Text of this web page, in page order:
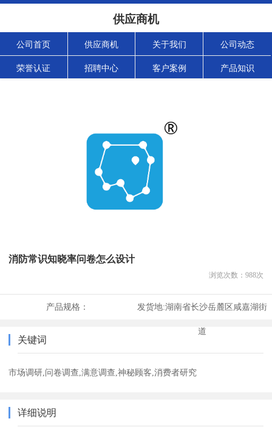
供应商机
公司首页 供应商机 关于我们 公司动态
荣誉认证 招聘中心 客户案例 产品知识
消防常识知晓率问卷怎么设计
浏览次数： 988次
产品规格： 发货地:湖南省长沙岳麓区咸嘉湖街
道
关键词
市场调研,问卷调查,满意调查,神秘顾客,消费者研究
详细说明